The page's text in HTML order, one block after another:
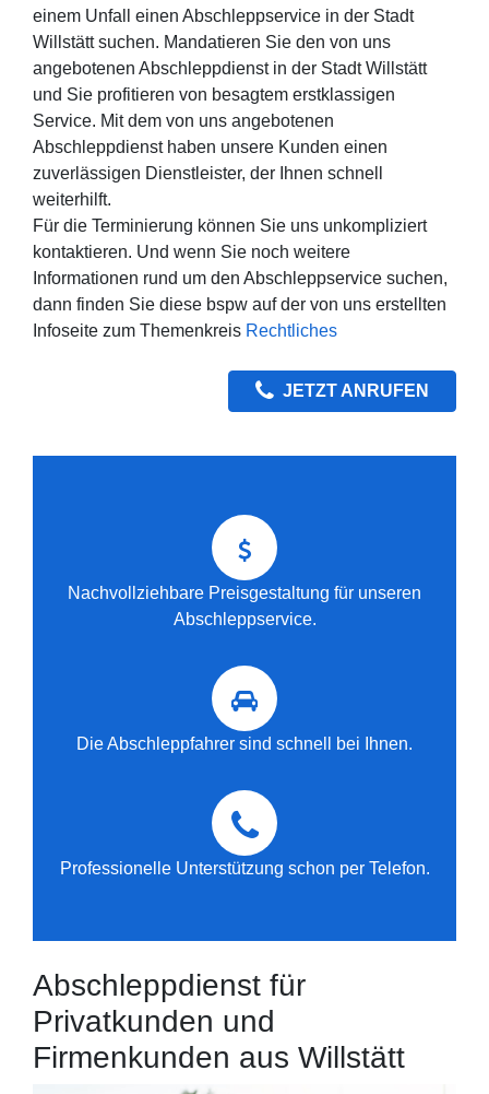
einem Unfall einen Abschleppservice in der Stadt
Willstätt suchen. Mandatieren Sie den von uns
angebotenen Abschleppdienst in der Stadt Willstätt
und Sie profitieren von besagtem erstklassigen
Service. Mit dem von uns angebotenen
Abschleppdienst haben unsere Kunden einen
zuverlässigen Dienstleister, der Ihnen schnell
weiterhilft.
Für die Terminierung können Sie uns unkompliziert
kontaktieren. Und wenn Sie noch weitere
Informationen rund um den Abschleppservice suchen,
dann finden Sie diese bspw auf der von uns erstellten
Infoseite zum Themenkreis Rechtliches
JETZT ANRUFEN
Nachvollziehbare Preisgestaltung für unseren
Abschleppservice.
Die Abschleppfahrer sind schnell bei Ihnen.
Professionelle Unterstützung schon per Telefon.
Abschleppdienst für
Privatkunden und
Firmenkunden aus Willstätt